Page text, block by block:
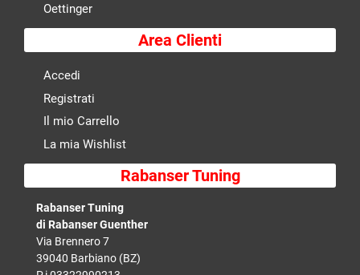
Oettinger
Area Clienti
Accedi
Registrati
Il mio Carrello
La mia Wishlist
Rabanser Tuning
Rabanser Tuning
di Rabanser Guenther
Via Brennero 7
39040 Barbiano (BZ)